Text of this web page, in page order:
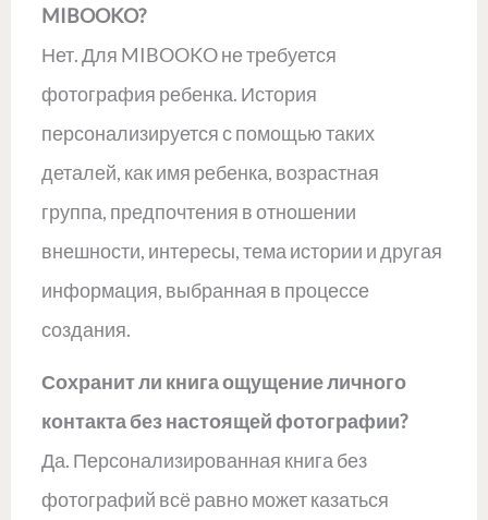
MIBOOKO?
Нет. Для MIBOOKO не требуется
фотография ребенка. История
персонализируется с помощью таких
деталей, как имя ребенка, возрастная
группа, предпочтения в отношении
внешности, интересы, тема истории и другая
информация, выбранная в процессе
создания.
Сохранит ли книга ощущение личного
контакта без настоящей фотографии?
Да. Персонализированная книга без
фотографий всё равно может казаться